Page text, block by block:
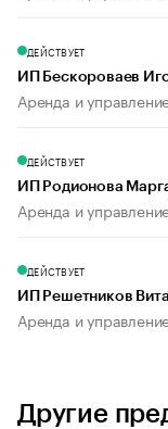
ДЕЙСТВУЕТ
ИП Бескороваев
Аренда и
ДЕЙСТВУЕТ
ИП Родионова
Аренда и
ДЕЙСТВУЕТ
ИП Решетников
Аренда и
Другие